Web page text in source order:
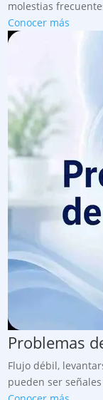
molestias
Conocer más
Problemas
Flujo débil,
pueden ser